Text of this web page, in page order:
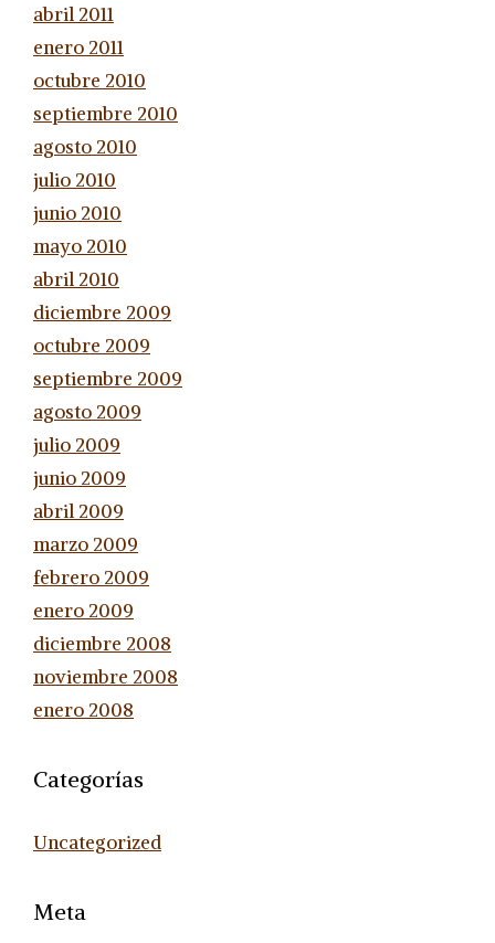
abril 2011
enero 2011
octubre 2010
septiembre 2010
agosto 2010
julio 2010
junio 2010
mayo 2010
abril 2010
diciembre 2009
octubre 2009
septiembre 2009
agosto 2009
julio 2009
junio 2009
abril 2009
marzo 2009
febrero 2009
enero 2009
diciembre 2008
noviembre 2008
enero 2008
Categorías
Uncategorized
Meta